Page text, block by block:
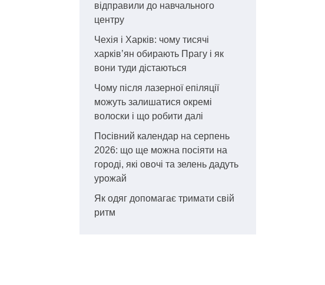
відправили до навчального
центру
Чехія і Харків: чому тисячі
харків’ян обирають Прагу і як
вони туди дістаються
Чому після лазерної епіляції
можуть залишатися окремі
волоски і що робити далі
Посівний календар на серпень
2026: що ще можна посіяти на
городі, які овочі та зелень дадуть
урожай
Як одяг допомагає тримати свій
ритм